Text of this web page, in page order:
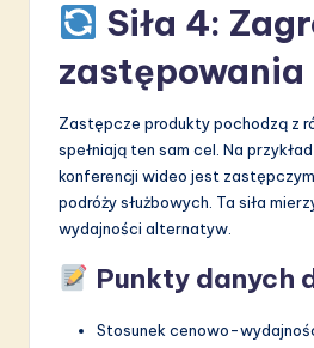
Siła 4:
zastępowania
Zastępcze produkty pochodzą z
spełniają ten sam cel. Na
konferencji wideo jest
podróży służbowych. Ta siła
wydajności alternatyw.
Punkty danych
Stosunek cenowo-